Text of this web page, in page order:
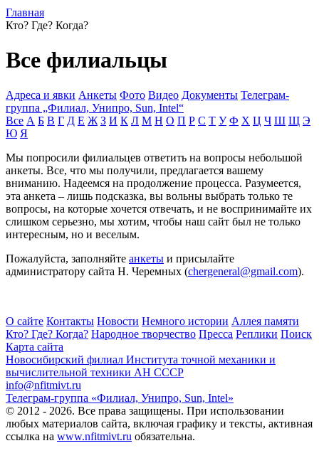
Главная
Кто? Где? Когда?
Все филиальцы
Адреса и явки Анкеты Фото Видео Документы Телеграм-
группа „Филиал, Унипро, Sun, Intel“
Все А Б В Г Д Е Ж З И К Л М Н О П Р С Т У Ф Х Ц Ч Ш Щ Э
Ю Я
Мы попросили филиальцев ответить на вопросы небольшой
анкеты. Все, что мы получили, предлагается вашему
вниманию. Надеемся на продолжение процесса. Разумеется,
эта анкета – лишь подсказка, вы вольны выбрать только те
вопросы, на которые хочется отвечать, и не воспринимайте их
слишком серьезно, мы хотим, чтобы наш сайт был не только
интересным, но и веселым.
Пожалуйста, заполняйте анкеты и присылайте
администратору сайта Н. Черемных (chergeneral@gmail.com).
О сайте Контакты Новости Немного истории Аллея памяти
Кто? Где? Когда? Народное творчество Пресса Реплики Поиск
Карта сайта
Новосибирский филиал Института точной механики и
вычислительной техники АН СССР
info@nfitmivt.ru
Телеграм-группа «Филиал, Унипро, Sun, Intel»
© 2012 - 2026. Все права защищены. При использовании
любых материалов сайта, включая графику и тексты, активная
ссылка на www.nfitmivt.ru обязательна.